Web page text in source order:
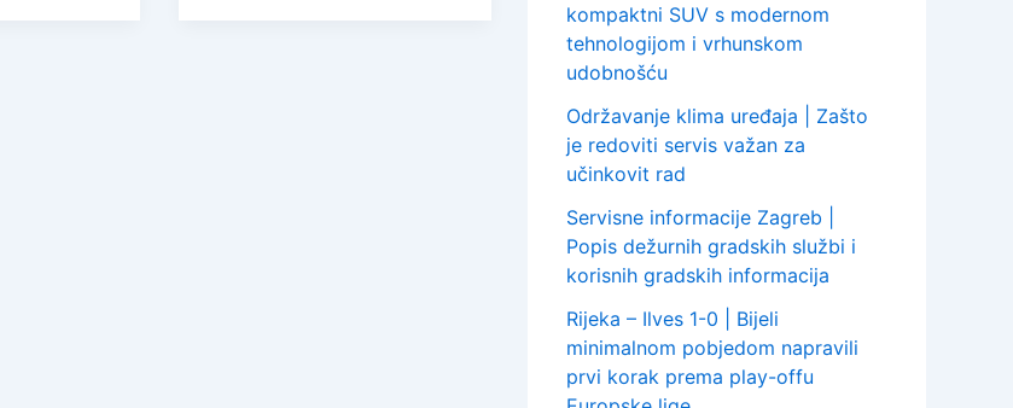
kompaktni SUV s modernom
tehnologijom i vrhunskom
udobnošću
Održavanje klima uređaja | Zašto
je redoviti servis važan za
učinkovit rad
Servisne informacije Zagreb |
Popis dežurnih gradskih službi i
korisnih gradskih informacija
Rijeka – Ilves 1-0 | Bijeli
minimalnom pobjedom napravili
prvi korak prema play-offu